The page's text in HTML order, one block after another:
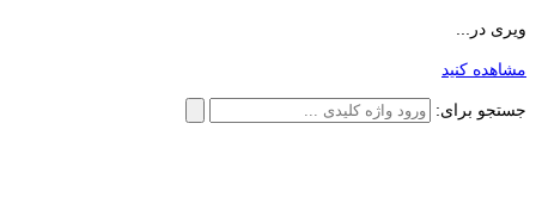
ویری در...
مشاهده کنید
جستجو برای: